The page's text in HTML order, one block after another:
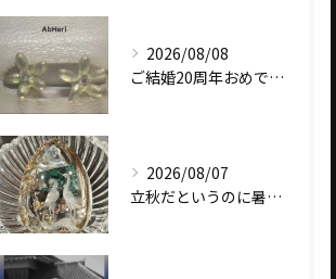
2026/08/08
ご結婚20周年おめでとうございます
2026/08/07
立秋だというのに暑いですね